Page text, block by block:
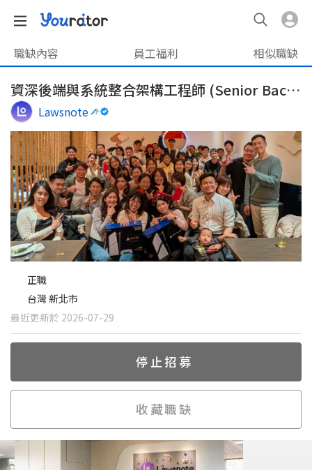
職缺內容 員工福利 相似職缺
資深後端與系統整合架構工程師 (Senior Backend & System Integration Engineer)
Lawsnote
正職
台灣 新北市
最近更新於 2026-07-29
停止招募
收藏職缺